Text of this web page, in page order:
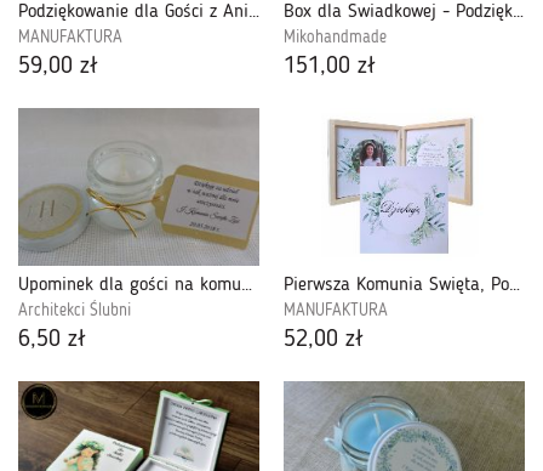
Podziękowanie dla Gości z Aniołkiem-Pierwsza Komunia Święta-PDGK19A
MANUFAKTURA
59,00 zł
Box dla Świadkowej - Podziękowanie z kubkiem
Mikohandmade
151,00 zł
Upominek dla gości na komunię - mini świeczka
Architekci Ślubni
6,50 zł
Pierwsza Komunia Święta, Podziękowanie dla Gości ze Zdjęciem-PDGK15
MANUFAKTURA
52,00 zł